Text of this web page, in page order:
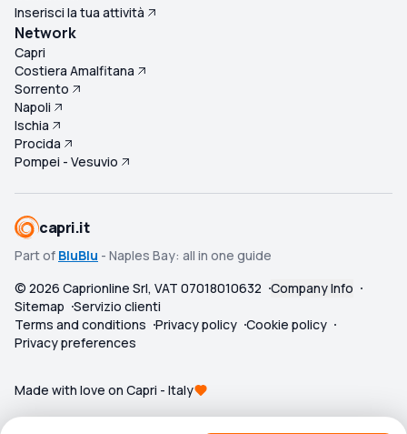
Inserisci la tua attività
Network
Capri
Costiera Amalfitana
Sorrento
Napoli
Ischia
Procida
Pompei - Vesuvio
capri.it
Part of BluBlu - Naples Bay: all in one guide
© 2026 Caprionline Srl, VAT 07018010632 Company Info
Sitemap Servizio clienti
Terms and conditions Privacy policy Cookie policy
Privacy preferences
Made with love on Capri - Italy